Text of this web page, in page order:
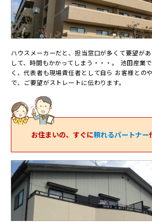
ハウスメーカーだと、担当窓口が多くて要望があ
して、時間もかかってしまう・・・。
池田産業
く、代表者も現場責任者として自ら お客様との
で、ご要望がストレートに伝わります。
お住まいの、すぐに頼れるパートナー